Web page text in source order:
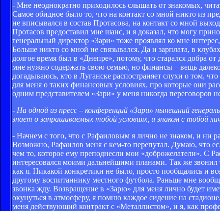
- Мне неоднократно приходилось слышать от знакомых,
Самое обидное было то, что на контакт со мной никто из
не вписывался в состав Протасова, на контакт со мной
Протасов предоставил мне шанс, и я доказал, что могу
генеральный директор «Зари» тоже проявлял ко мне
Больше никто со мной не связывался. Да и зарплата, в
долгое время был в «Днепре», потому, что старался добра
мне нужно содержать свою семью, но финансы – вещь
догадываюсь, кто в Луганске распостраняет слухи о том,
для меня о таких финансовых условиях, про которые они
одним представителем «Зари» у меня никогда переговоров
- На одной из пресс – конференций «Зари» нынешний
знает о запрашиваемых тобой условиях, и знаком с тобой
- Начнем с того, что с Рафаиловым я лично не знаком, и ни
Возможно, Рафаилов меня с кем-то перепутал. Думаю, что
чем то, которое ему преподнесли мои «доброжелатели». С
интересовался моими дальнейшими планами. Так же звонил
как я. Никакой конкретики не было, просто пообщались и
другому воспитаннику местного футбола. Раньше мне
звонка жду. Возвращение в «Зарю» для меня лично будет
окунуться в атмосферу, я помню каждое сидение на
меня действующий контракт с «Металлистом», и я, как